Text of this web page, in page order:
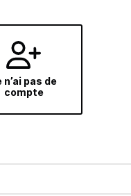
n’ai pas de
compte